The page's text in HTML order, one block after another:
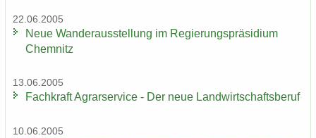
22.06.2005
Neue Wan­der­aus­stel­lung im Re­gie­rungs­prä­si­di­um
Chem­nitz
13.06.2005
Fach­kraft Agrar­ser­vice - Der neue Land­wirt­schafts­be­ruf
10.06.2005